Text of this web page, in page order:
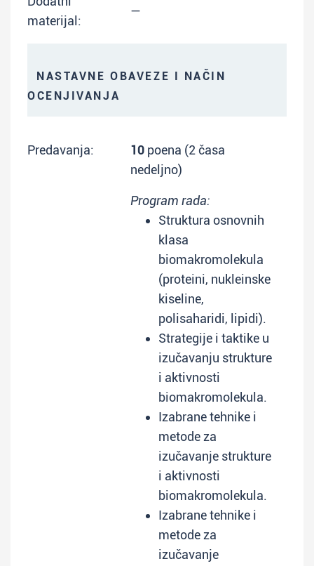
materijal:
—
NASTAVNE OBAVEZE I NAČIN
OCENJIVANJA
Predavanja: 10 poena (2 časa
nedeljno)
Program rada:
Struktura osnovnih
klasa
biomakromolekula
(proteini, nukleinske
kiseline,
polisaharidi, lipidi).
Strategije i taktike u
izučavanju strukture
i aktivnosti
biomakromolekula.
Izabrane tehnike i
metode za
izučavanje strukture
i aktivnosti
biomakromolekula.
Izabrane tehnike i
metode za
izučavanje